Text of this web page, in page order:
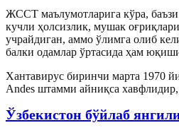
ЖССТ маълумотларига кўра,
кучли ҳолсизлик, мушак
учрайдиган, аммо ўлимга олиб
балки одамлар ўртасида ҳам
Хантавирус биринчи марта 1970
Andes штамми айниқса
Ўзбекистон бўйлаб